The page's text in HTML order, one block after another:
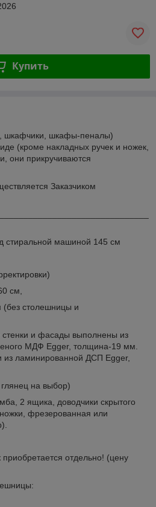
Купить
шкафчики, шкафы-пеналы)
(кроме накладных ручек и ножек,
они прикручиваются
Заказчиком
стиральной машиной 145 см
см,
(без столешницы и
и фасады выполнены из
МДФ Egger, толщина-19 мм.
из ламинированной ДСП Egger,
на выбор)
2 ящика, доводчики скрытого
фрезерованная или
отдельно! (цену